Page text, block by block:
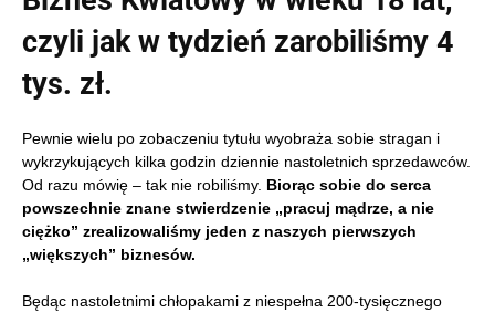
czyli jak w tydzień zarobiliśmy 4
tys. zł.
Pewnie wielu po zobaczeniu tytułu wyobraża sobie stragan i
wykrzykujących kilka godzin dziennie nastoletnich sprzedawców.
Od razu mówię – tak nie robiliśmy. Biorąc sobie do serca
powszechnie znane stwierdzenie „pracuj mądrze, a nie
ciężko” zrealizowaliśmy jeden z naszych pierwszych
„większych” biznesów.
Będąc nastoletnimi chłopakami z niespełna 200-tysięcznego